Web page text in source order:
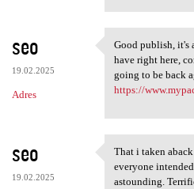
seo
19.02.2025
Adres
Good publish,
Good publish, it's
have right here,
going to be back
https://
seo
19.02.2025
That i taken
That i taken
everyone
astounding.